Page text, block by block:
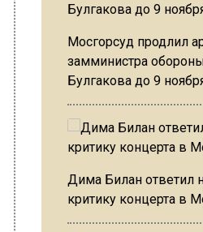
Мосгорсуд продлил
замминистра
Булгакова до 9
Дима Билан ответил
критику концерта в